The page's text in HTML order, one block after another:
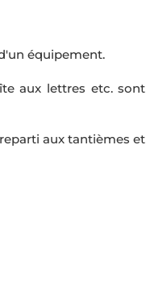
équipement.
aux lettres etc. sont
aux tantièmes et